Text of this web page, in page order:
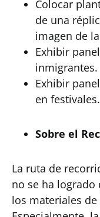
Colocar
de una
imagen de
Exhibir
inmigrantes.
Exhibir
en festivales.
Sobre el
La ruta de
no se ha logrado
los materiales